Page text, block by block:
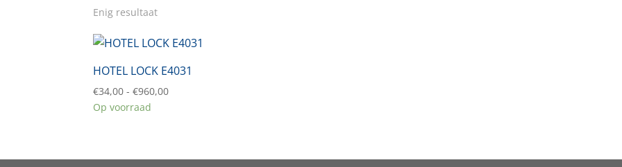
Enig resultaat
HOTEL LOCK E4031
€34,00 - €960,00Prijsklasse:
Op voorraad